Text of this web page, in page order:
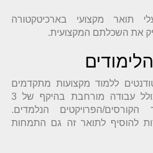
תואר מקצועי בארכיטקטורה
את השכלתם המקצועית.
ללמוד מקצועות מתקדמים
בהיקף של 40 נקודות, כולל עבודה מורחבת בהיקף של 3
הפרויקטים הנלמדים.
להוסיף לתואר זה גם התמחות